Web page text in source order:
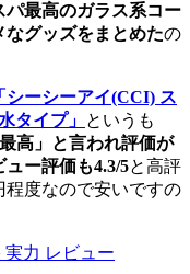
最高のガラス系コー
グッズをまとめたの
シーシーアイ(CCI) ス
タイプ」 というも
高」と言われ評価が
ュー評価も4.3/5と高評
程度なので安いですの